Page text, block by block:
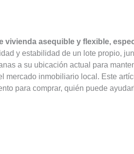
vivienda asequible y flexible,
y estabilidad de un lote propio,
a su ubicación actual para
inmobiliario local. Este
para comprar, quién puede